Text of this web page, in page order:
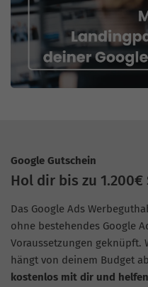
Google Gutschein
Hol dir bis zu
Das Google Ads
ohne bestehendes Google
Voraussetzungen geknüpft.
hängt von deinem Budget
kostenlos mit dir und